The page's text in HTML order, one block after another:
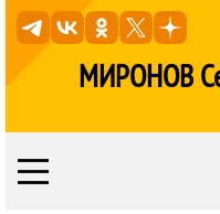
МИРОНОВ